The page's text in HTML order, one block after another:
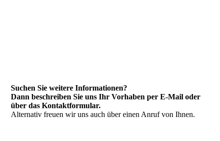
Suchen Sie weitere Informationen?
Dann beschreiben Sie uns Ihr Vorhaben per E-Mail oder
über das Kontakt­formular.
Alternativ freuen wir uns auch über einen Anruf von Ihnen.